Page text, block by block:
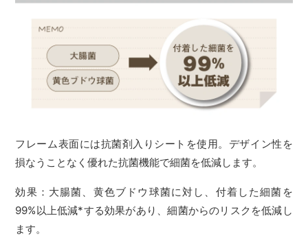
フレーム表面には抗菌剤入りシートを使用。デザイン性を
損なうことなく優れた抗菌機能で細菌を低減します。
効果：大腸菌、黄色ブドウ球菌に対し、付着した細菌を
99%以上低減*する効果があり、細菌からのリスクを低減し
ます。